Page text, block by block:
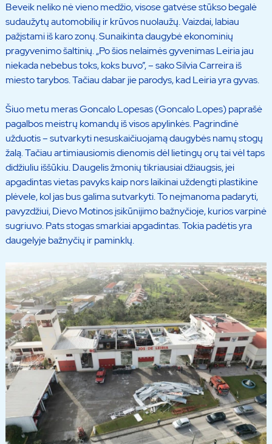
Beveik neliko nė vieno medžio, visose gatvėse stūkso begalė
sudaužytų automobilių ir krūvos nuolaužų. Vaizdai, labiau
pažįstami iš karo zonų. Sunaikinta daugybė ekonominių
pragyvenimo šaltinių. „Po šios nelaimės gyvenimas Leiria jau
niekada nebebus toks, koks buvo”, – sako Silvia Carreira iš
miesto tarybos. Tačiau dabar jie parodys, kad Leiria yra gyvas.
Šiuo metu meras Goncalo Lopesas (Goncalo Lopes) paprašė
pagalbos meistrų komandų iš visos apylinkės. Pagrindinė
užduotis – sutvarkyti nesuskaičiuojamą daugybės namų stogų
žalą. Tačiau artimiausiomis dienomis dėl lietingų orų tai vėl taps
didžiuliu iššūkiu. Daugelis žmonių tikriausiai džiaugsis, jei
apgadintas vietas pavyks kaip nors laikinai uždengti plastikine
plėvele, kol jas bus galima sutvarkyti. To neįmanoma padaryti,
pavyzdžiui, Dievo Motinos įsikūnijimo bažnyčioje, kurios varpinė
sugriuvo. Pats stogas smarkiai apgadintas. Tokia padėtis yra
daugelyje bažnyčių ir paminklų.